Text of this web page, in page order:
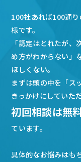
100社あれば100通
様です。
「認定はとれたが
め方がわからない」
ほしくない。
まずは頭の中を「ス
きっかけにしていた
初回相談は無
ています。
具体的なお悩みはも